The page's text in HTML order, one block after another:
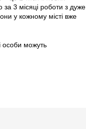
за 3 місяці роботи з дуже
у кожному місті вже
особи можуть